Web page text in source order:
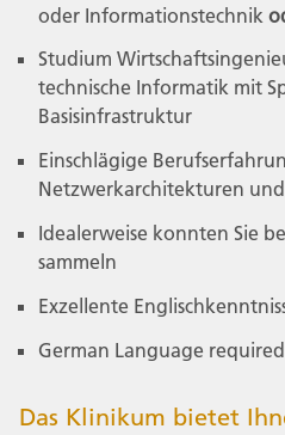
oder Informationstechnik
Studium
technische Informatik mit
Basisinfrastruktur
Einschlägige
Netzwerkarchitekturen und
Idealerweise konnten Sie
sammeln
Exzellente
German Language
Das Klinikum bietet